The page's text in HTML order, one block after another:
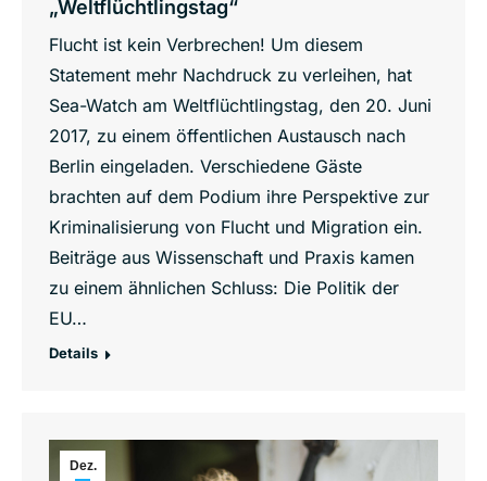
„Weltflüchtlingstag“
Flucht ist kein Verbrechen! Um diesem
Statement mehr Nachdruck zu verleihen, hat
Sea-Watch am Weltflüchtlingstag, den 20. Juni
2017, zu einem öffentlichen Austausch nach
Berlin eingeladen. Verschiedene Gäste
brachten auf dem Podium ihre Perspektive zur
Kriminalisierung von Flucht und Migration ein.
Beiträge aus Wissenschaft und Praxis kamen
zu einem ähnlichen Schluss: Die Politik der
EU…
Details
Dez.